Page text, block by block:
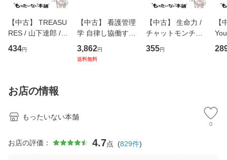
【中古】 TREASU
RES / 山下達郎 /
イーストウエス
ト・ジャパン [CD]
434円
【中古】 看護管理
学 自律し協働する
専門職の看護マネ
ジメントスキル 改
3,862円
送料無料
【中古】 生命力 /
チャットモンチー /
キューンレコード
[CD]【メール便送
355円
【
のが
お店の情報
もったいない本舗
0
お店の評価： 4.7点 (829件)